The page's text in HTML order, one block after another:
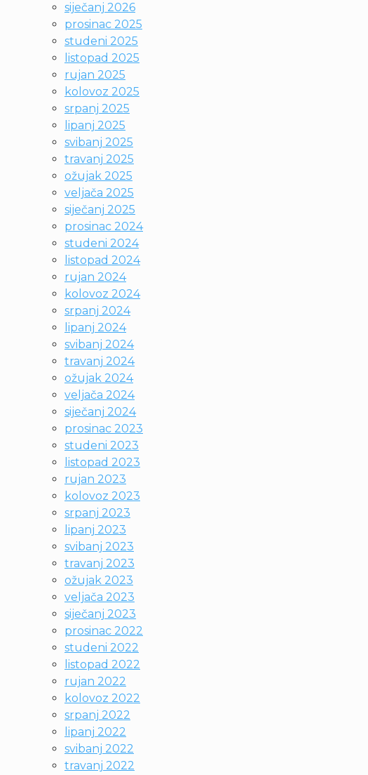
siječanj 2026
prosinac 2025
studeni 2025
listopad 2025
rujan 2025
kolovoz 2025
srpanj 2025
lipanj 2025
svibanj 2025
travanj 2025
ožujak 2025
veljača 2025
siječanj 2025
prosinac 2024
studeni 2024
listopad 2024
rujan 2024
kolovoz 2024
srpanj 2024
lipanj 2024
svibanj 2024
travanj 2024
ožujak 2024
veljača 2024
siječanj 2024
prosinac 2023
studeni 2023
listopad 2023
rujan 2023
kolovoz 2023
srpanj 2023
lipanj 2023
svibanj 2023
travanj 2023
ožujak 2023
veljača 2023
siječanj 2023
prosinac 2022
studeni 2022
listopad 2022
rujan 2022
kolovoz 2022
srpanj 2022
lipanj 2022
svibanj 2022
travanj 2022